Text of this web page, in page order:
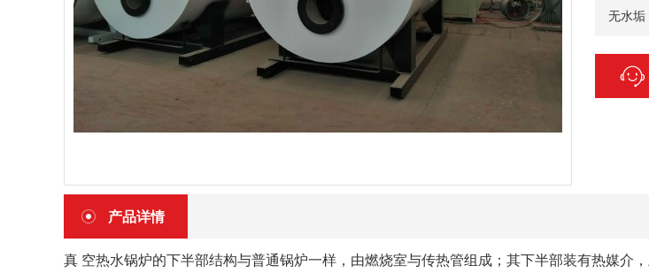
无水
产品详情
真 空热水锅炉的下半部结构与普通锅炉一样，由燃烧室与传热管组成；其下半部装有热媒介